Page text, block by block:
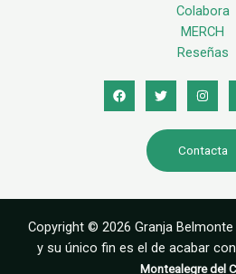
Colabora
MERCH
Reseñas
Contacta
Copyright © 2026 Granja
y su único fin es el de acabar
Montealegre del